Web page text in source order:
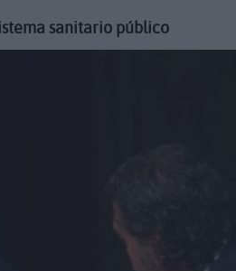
sanitario público